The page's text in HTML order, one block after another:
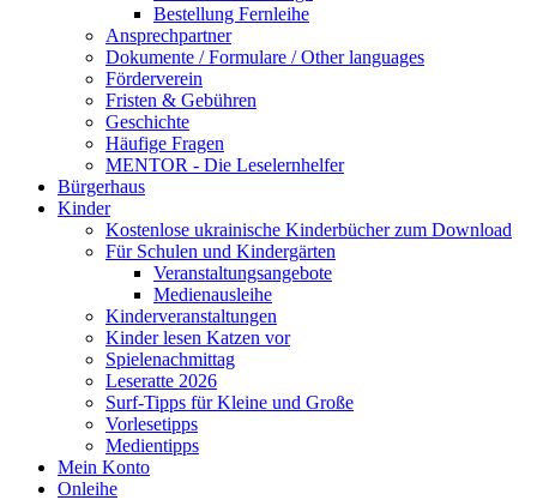
Bestellung Fernleihe
Ansprechpartner
Dokumente / Formulare / Other languages
Förderverein
Fristen & Gebühren
Geschichte
Häufige Fragen
MENTOR - Die Leselernhelfer
Bürgerhaus
Kinder
Kostenlose ukrainische Kinderbücher zum Download
Für Schulen und Kindergärten
Veranstaltungsangebote
Medienausleihe
Kinderveranstaltungen
Kinder lesen Katzen vor
Spielenachmittag
Leseratte 2026
Surf-Tipps für Kleine und Große
Vorlesetipps
Medientipps
Mein Konto
Onleihe